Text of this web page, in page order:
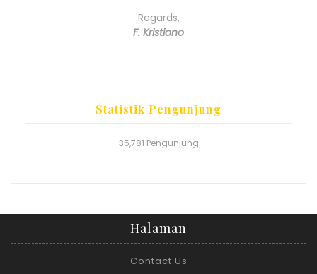
Regards,
F. Kristiono
Statistik Pengunjung
35,781 Pengunjung
Halaman
Contact Us